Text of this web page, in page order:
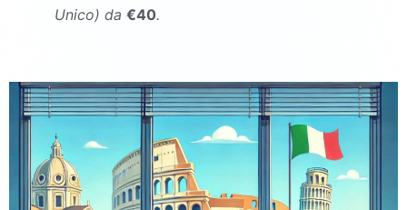
Unico) da €40.